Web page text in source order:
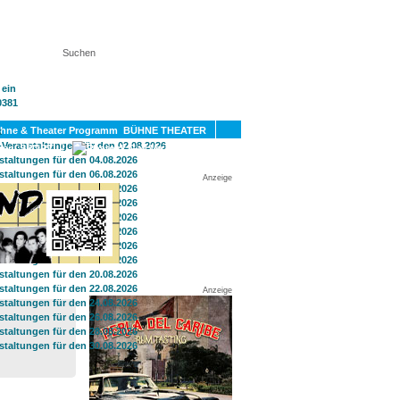
BÜHNE THEATER
SPORT
Anzeige
Anzeige